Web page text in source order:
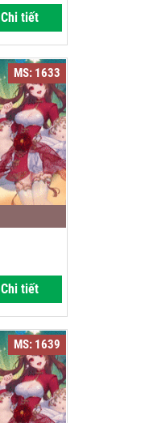
Chi tiết
MS: 1633
Chi tiết
MS: 1639